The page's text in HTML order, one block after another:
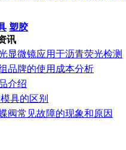
塑胶
讯
显微镜应用于沥青荧光检测
品牌的使用成本分析
介绍
具的区别
阀常见故障的现象和原因